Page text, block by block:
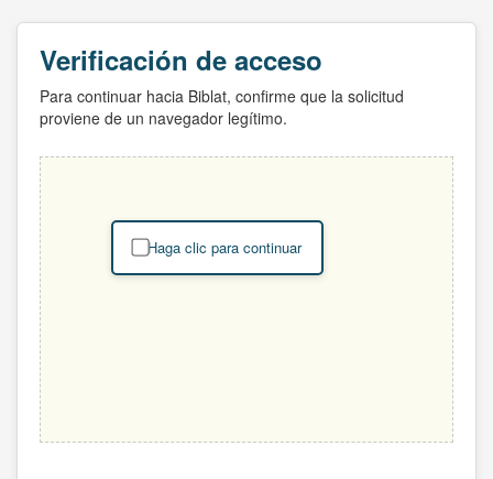
Verificación de acceso
Para continuar hacia Biblat, confirme que la solicitud
proviene de un navegador legítimo.
Haga clic para continuar